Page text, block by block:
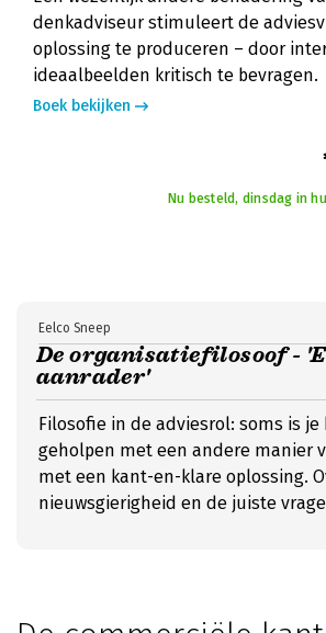
denkadviseur stimuleert de
oplossing te produceren – door
ideaalbeelden kritisch te bevragen.
Boek bekijken
Nu besteld, dinsdag in
De organisatiefilosoof -
aanrader'
Eelco Sneep
Filosofie in de adviesrol: soms is
geholpen met een andere manier
met een kant-en-klare oplossing.
nieuwsgierigheid en de juiste